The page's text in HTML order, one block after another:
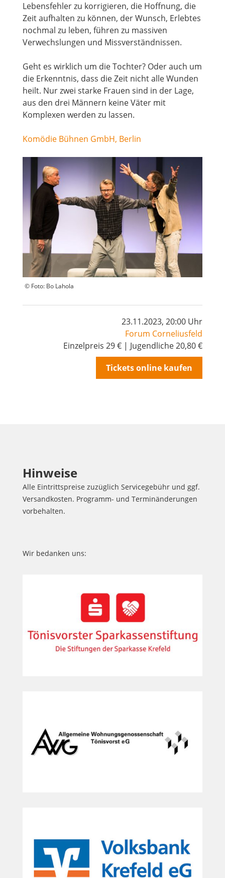
Lebensfehler zu korrigieren, die Hoffnung, die
Zeit aufhalten zu können, der Wunsch, Erlebtes
nochmal zu leben, führen zu massiven
Verwechslungen und Missverständnissen.
Geht es wirklich um die Tochter? Oder auch um
die Erkenntnis, dass die Zeit nicht alle Wunden
heilt. Nur zwei starke Frauen sind in der Lage,
aus den drei Männern keine Väter mit
Komplexen werden zu lassen.
Komödie Bühnen GmbH, Berlin
© Foto: Bo Lahola
23.11.2023, 20:00 Uhr
Forum Corneliusfeld
Einzelpreis 29 € | Jugendliche 20,80 €
Tickets online kaufen
Hinweise
Alle Eintrittspreise zuzüglich Servicegebühr und ggf.
Versandkosten. Programm- und Terminänderungen
vorbehalten.
Wir bedanken uns: